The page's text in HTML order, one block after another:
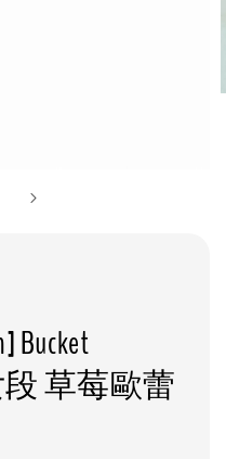
Bucket
女段 草莓歐蕾